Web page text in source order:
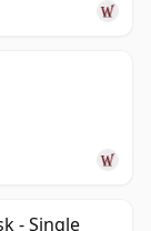
- Single